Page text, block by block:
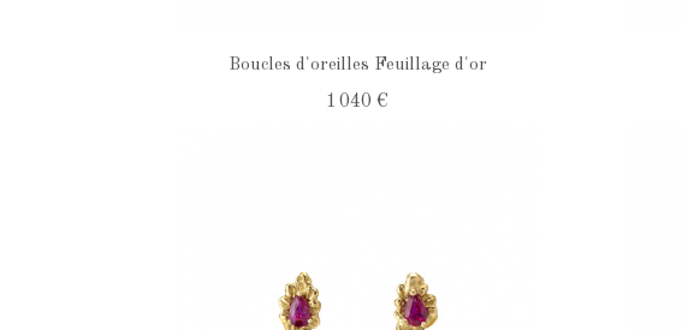
Boucles d'oreilles Feuillage d'or
1 040 €